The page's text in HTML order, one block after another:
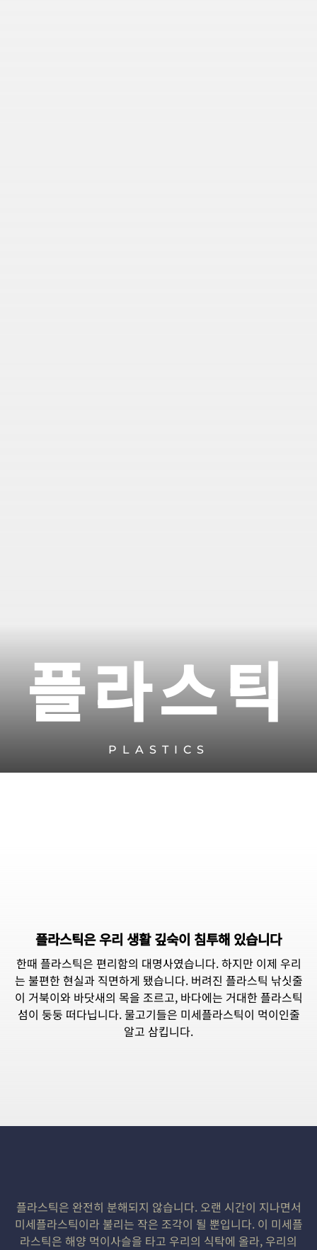
플라스틱
PLASTICS
플라스틱은 우리 생활 깊숙이 침투해 있습니다
한때 플라스틱은 편리함의 대명사였습니다. 하지만 이제 우리
는 불편한 현실과 직면하게 됐습니다. 버려진 플라스틱 낚싯줄
이 거북이와 바닷새의 목을 조르고, 바다에는 거대한 플라스틱
섬이 둥둥 떠다닙니다. 물고기들은 미세플라스틱이 먹이인줄
알고 삼킵니다.
플라스틱은 완전히 분해되지 않습니다. 오랜 시간이 지나면서
미세플라스틱이라 불리는 작은 조각이 될 뿐입니다. 이 미세플
라스틱은 해양 먹이사슬을 타고 우리의 식탁에 올라, 우리의